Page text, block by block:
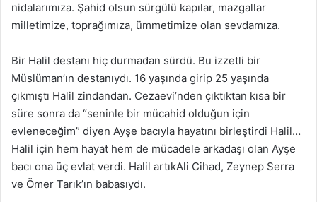
nidalarımıza. Şahid olsun sürgülü kapılar, mazgallar
milletimize, toprağımıza, ümmetimize olan sevdamıza.
Bir Halil destanı hiç durmadan sürdü. Bu izzetli bir
Müslüman’ın destanıydı. 16 yaşında girip 25 yaşında
çıkmıştı Halil zindandan. Cezaevi’nden çıktıktan kısa bir
süre sonra da “seninle bir mücahid olduğun için
evleneceğim” diyen Ayşe bacıyla hayatını birleştirdi Halil…
Halil için hem hayat hem de mücadele arkadaşı olan Ayşe
bacı ona üç evlat verdi. Halil artıkAli Cihad, Zeynep Serra
ve Ömer Tarık’ın babasıydı.